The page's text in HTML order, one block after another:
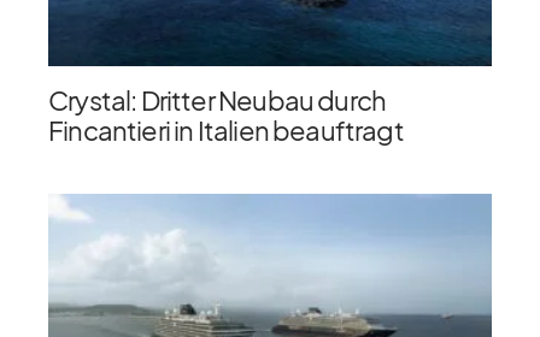
Crystal: Dritter Neubau durch
Fincantieri in Italien beauftragt